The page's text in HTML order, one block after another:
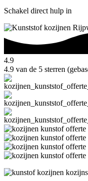
Schakel direct hulp in
4.9
4.9 van de 5 sterren